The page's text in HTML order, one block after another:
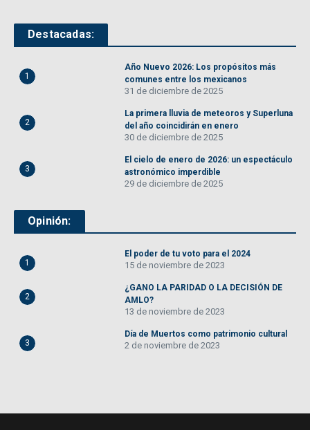
Destacadas:
1
Año Nuevo 2026: Los propósitos más
comunes entre los mexicanos
31 de diciembre de 2025
2
La primera lluvia de meteoros y Superluna
del año coincidirán en enero
30 de diciembre de 2025
3
El cielo de enero de 2026: un espectáculo
astronómico imperdible
29 de diciembre de 2025
Opinión:
1
El poder de tu voto para el 2024
15 de noviembre de 2023
2
¿GANO LA PARIDAD O LA DECISIÓN DE
AMLO?
13 de noviembre de 2023
3
Día de Muertos como patrimonio cultural
2 de noviembre de 2023